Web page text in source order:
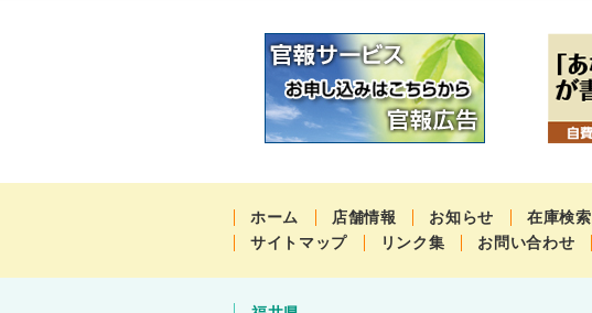
ホーム 店舗情報 お知らせ 在庫検索
サイトマップ
リンク集 お問い合わせ